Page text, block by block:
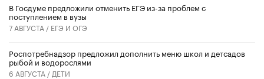
В Госдуме предложили отменить ЕГЭ из-за проблем с
поступлением в вузы
7 АВГУСТА / ЕГЭ И ОГЭ
Роспотребнадзор предложил дополнить меню школ и детсадов
рыбой и водорослями
6 АВГУСТА / ДЕТИ